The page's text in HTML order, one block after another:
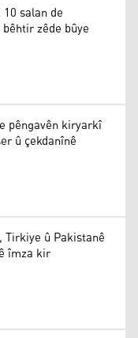
salan de
zêde bûye
pêngavên kiryarkî
û çekdanînê
û Pakistanê
îmza kir